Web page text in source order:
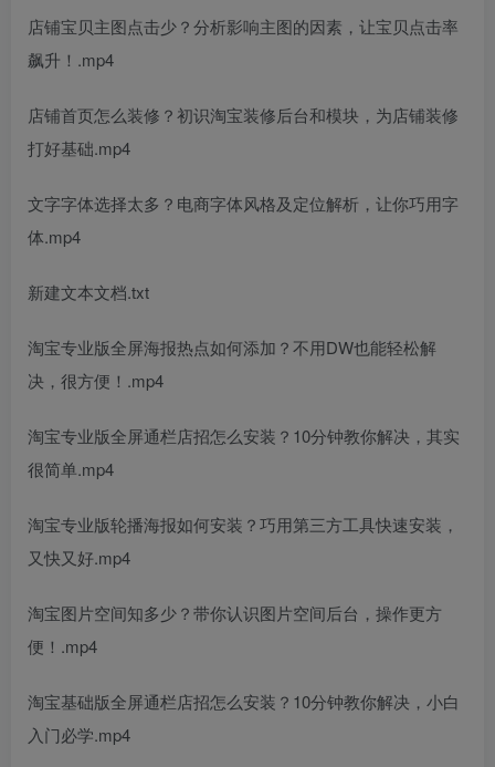
店铺宝贝主图点击少？分析影响主图的因素，让宝贝点击率
飙升！.mp4
店铺首页怎么装修？初识淘宝装修后台和模块，为店铺装修
打好基础.mp4
文字字体选择太多？电商字体风格及定位解析，让你巧用字
体.mp4
新建文本文档.txt
淘宝专业版全屏海报热点如何添加？不用DW也能轻松解
决，很方便！.mp4
淘宝专业版全屏通栏店招怎么安装？10分钟教你解决，其实
很简单.mp4
淘宝专业版轮播海报如何安装？巧用第三方工具快速安装，
又快又好.mp4
淘宝图片空间知多少？带你认识图片空间后台，操作更方
便！.mp4
淘宝基础版全屏通栏店招怎么安装？10分钟教你解决，小白
入门必学.mp4